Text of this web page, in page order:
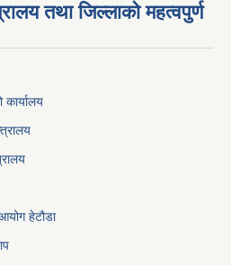
तथा जिल्लाको महत्वपुर्ण
कार्यालय
हेटौडा